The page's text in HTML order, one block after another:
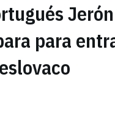
para